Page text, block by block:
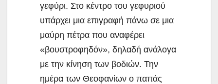
γεφύρι. Στο κέντρο του γεφυριού
υπάρχει μια επιγραφή πάνω σε μια
μαύρη πέτρα που αναφέρει
«βουστροφηδόν», δηλαδή ανάλογα
με την κίνηση των βοδιών. Την
ημέρα των Θεοφανίων ο παπάς